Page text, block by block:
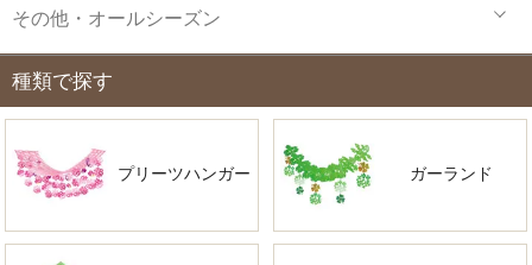
その他・オールシーズン
種類で探す
プリーツハンガー ガーランド